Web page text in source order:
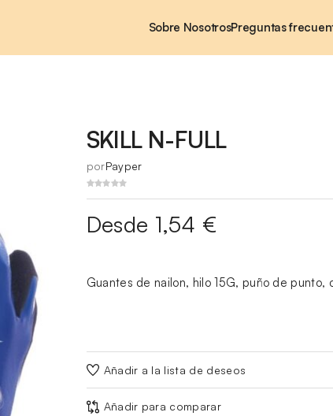
Sobre NosotrosPreguntas
SKILL N-FULL
porPayper
Desde 1,54 €
Guantes de nailon, hilo 15G, puño de
Añadir a la lista de deseos
Añadir para comparar